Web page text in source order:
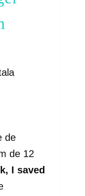
de
de 12
I saved